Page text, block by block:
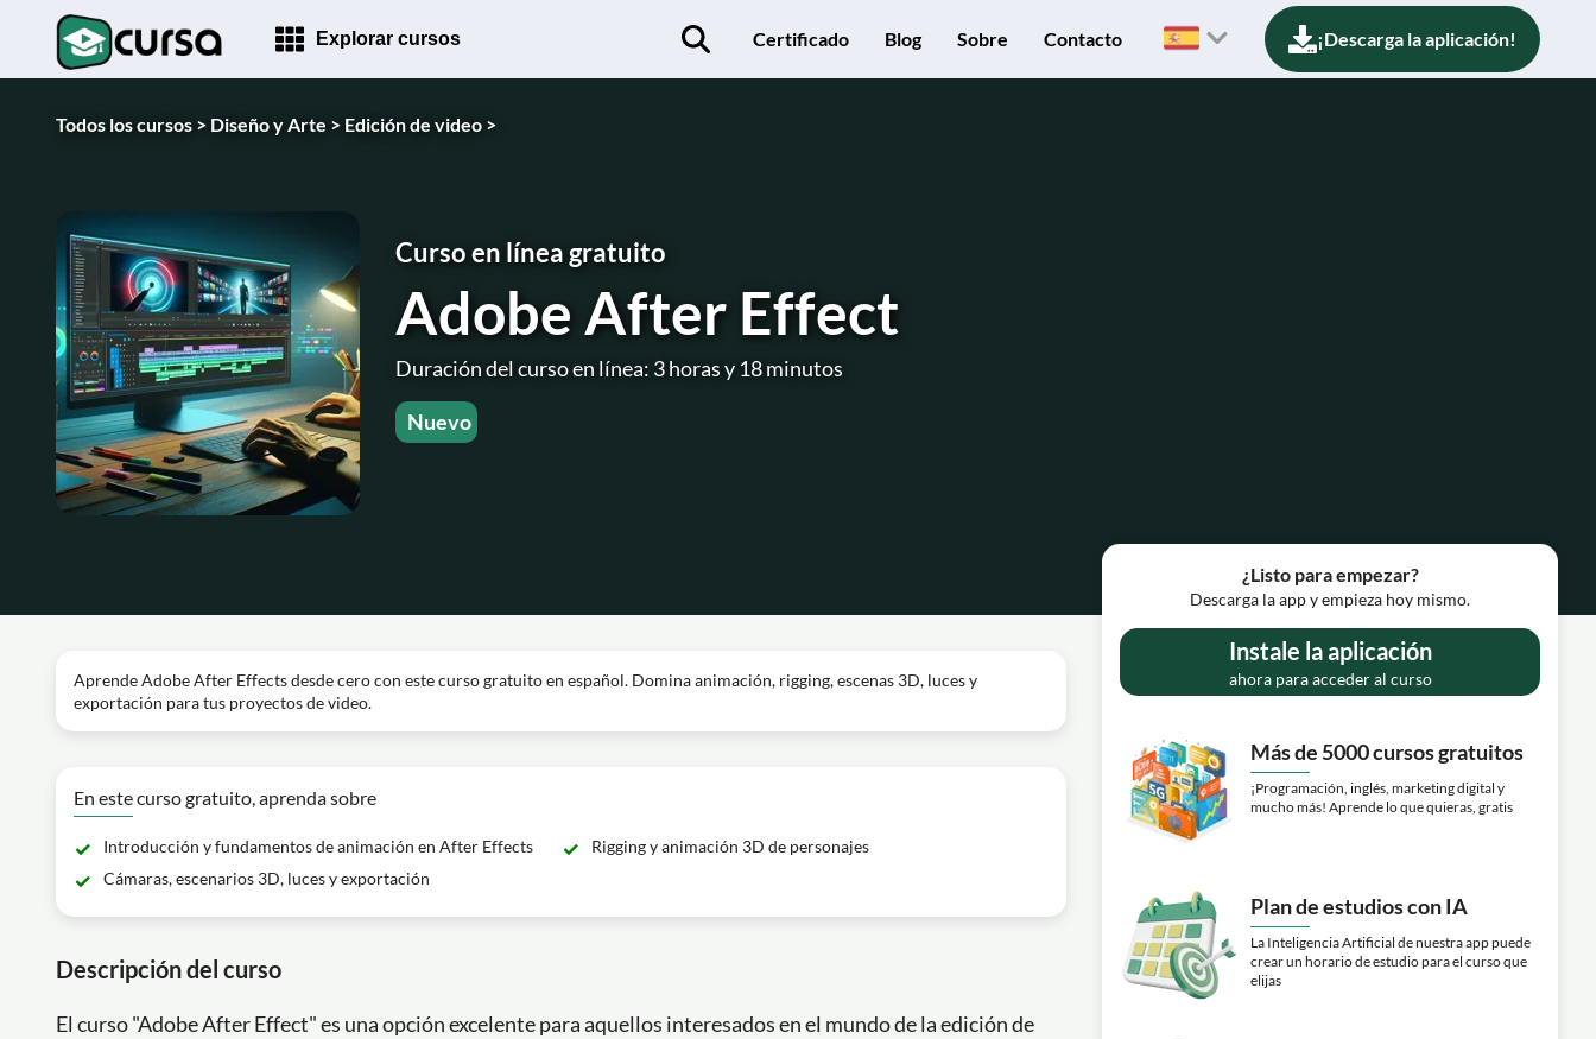
Explorar cursos Certificado Blog Sobre Contacto ¡Descarga la aplicación!
Todos los cursos > Diseño y Arte > Edición de video >
Curso en línea gratuito
Adobe After Effect
Duración del curso en línea: 3 horas y 18 minutos
Nuevo
Aprende Adobe After Effects desde cero con este curso gratuito en español. Domina animación, rigging, escenas 3D, luces y
exportación para tus proyectos de video.
En este curso gratuito, aprenda sobre
Introducción y fundamentos de animación en After Effects
Rigging y animación 3D de personajes
Cámaras, escenarios 3D, luces y exportación
Descripción del curso
El curso "Adobe After Effect" es una opción excelente para aquellos interesados en el mundo de la edición de
¿Listo para empezar?
Descarga la app y empieza hoy mismo.
Instale la aplicación
ahora para acceder al curso
Más de 5000 cursos gratuitos
¡Programación, inglés, marketing digital y
mucho más! Aprende lo que quieras, gratis
Plan de estudios con IA
La Inteligencia Artificial de nuestra app puede
crear un horario de estudio para el curso que
elijas